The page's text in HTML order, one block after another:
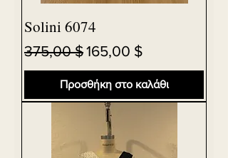
Solini 6074
Κανονική τιμή
375,00 $Τιμή Έκπτωσης
165,00 $
Προσθήκη στο καλάθι